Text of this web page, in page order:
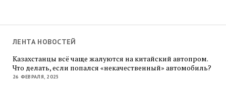
ЛЕНТА НОВОСТЕЙ
Казахстанцы всё чаще жалуются на китайский автопром.
Что делать, если попался «некачественный» автомобиль?
26 ФЕВРАЛЯ, 2025